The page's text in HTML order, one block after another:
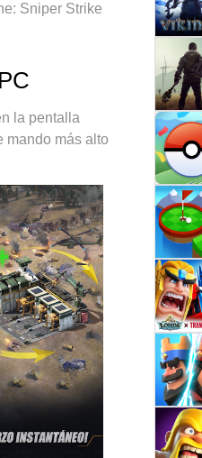
Sniper Strike
Sniper Strike
múltiples
motor
importa no solo
la pentalla
mando más alto